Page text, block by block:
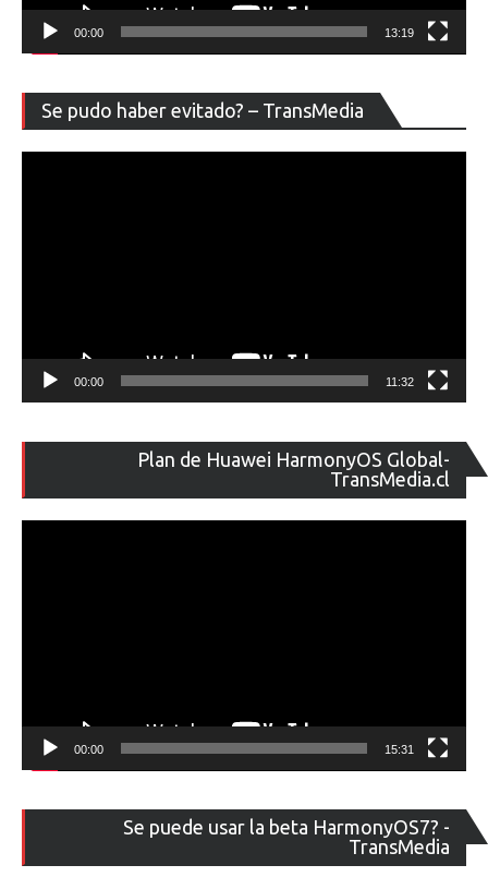
00:00 13:19
Se pudo haber evitado? – TransMedia
de
00:00 11:32
Plan de Huawei HarmonyOS Global-
TransMedia.cl
de
00:00 15:31
Se puede usar la beta HarmonyOS7? -
TransMedia
de